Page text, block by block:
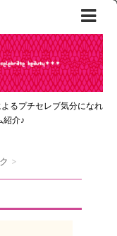
るプチセレブ気分になれ
紹介♪
>